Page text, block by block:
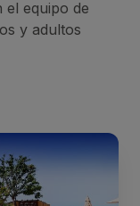
el equipo de
y adultos